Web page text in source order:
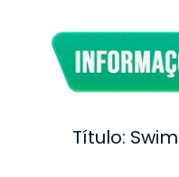
Título: